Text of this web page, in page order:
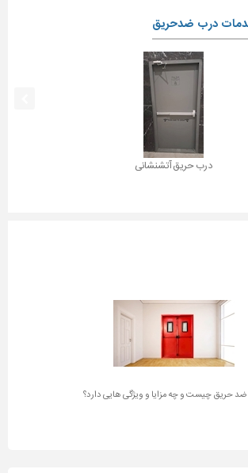
درب ضدحریق
درب حریق آتشنشانی
حریق چیست و چه مزایا و ویژگی هایی دارد؟